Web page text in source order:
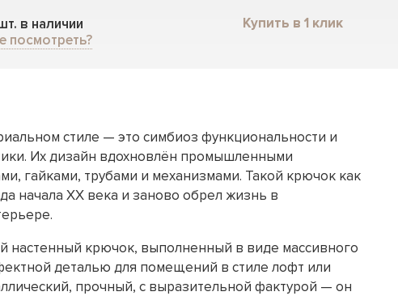
в наличии
посмотреть?
Купить в 1 клик
стиле — это симбиоз функциональности и
Их дизайн вдохновлён промышленными
гайками, трубами и механизмами. Такой крючок как
начала XX века и заново обрел жизнь в
настенный крючок, выполненный в виде массивного
деталью для помещений в стиле лофт или
прочный, с выразительной фактурой — он